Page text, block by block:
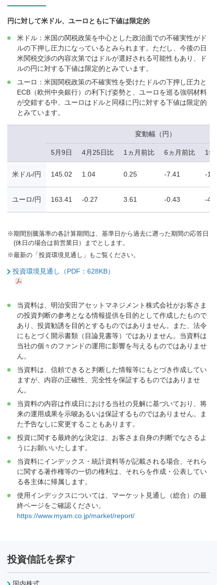
円に対して米ドル、ユーロともに下値は限定的
米ドル：米国の関税政策を中心とした政治面での不確実性がド
ルの下押し圧力になっているとみられます。ただし、今後の日
米関税交渉の内容次第ではドルが選好される可能性もあり、ド
ルの円に対する下値は限定的とみています。
ユーロ：米国関税政策の不確実性を受けたドルの下押し圧力と
ECB（欧州中央銀行）の利下げ姿勢と、ユーロを巡る強弱材料
が交錯する中、ユーロはドルと同様に円に対する下値は限定的
とみています。
変動幅（円）
5月9日 4月25日比 1ヵ月前比 6ヵ月前比 1
米ドル/円 145.02 1.04 0.25 -7.41 -
ユーロ/円 163.41 -0.27 3.61 -0.43 -
※期間別騰落率の各計算期間は、基準日から過去に遡った期間の応答日
(休日の場合は前営業日）までとします。
※最新の「投資環境見通し」もご覧ください。
投資環境見通し（PDF：628KB）
当資料は、明治安田アセットマネジメント株式会社がお客さま
の投資判断の参考となる情報提供を目的として作成したもので
あり、投資勧誘を目的とするものではありません。また、法令
にもとづく開示書類（目論見書等）ではありません。当資料は
当社の個々のファンドの運用に影響を与えるものではありませ
ん。
当資料は、信頼できると判断した情報等にもとづき作成してい
ますが、内容の正確性、完全性を保証するものではありませ
ん。
当資料の内容は作成日における当社の見解に基づいており、将
来の運用成果を示唆あるいは保証するものではありません。ま
た予告なしに変更することもあります。
投資に関する最終的な決定は、お客さま自身の判断でなさるよ
うにお願いいたします。
当資料にインデックス・統計資料等が記載される場合、それら
に関する著作権等の一切の権利は、それらを作成・公表してい
る各主体に帰属します。
使用インデックスについては、マーケット見通し（総合）の最
終ページをご確認ください。
https://www.myam.co.jp/market/report/
投資信託を探す
国内株式